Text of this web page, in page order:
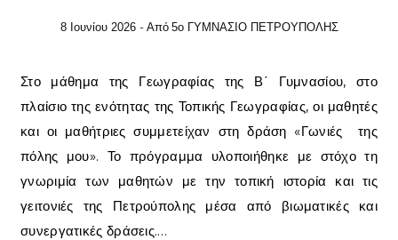
8 Ιουνίου 2026 - Από 5ο ΓΥΜΝΑΣΙΟ ΠΕΤΡΟΥΠΟΛΗΣ
Στο μάθημα της Γεωγραφίας της Β΄ Γυμνασίου, στο
πλαίσιο της ενότητας της Τοπικής Γεωγραφίας, οι μαθητές
και οι μαθήτριες συμμετείχαν στη δράση «Γωνιές της
πόλης μου». Το πρόγραμμα υλοποιήθηκε με στόχο τη
γνωριμία των μαθητών με την τοπική ιστορία και τις
γειτονιές της Πετρούπολης μέσα από βιωματικές και
συνεργατικές δράσεις.…